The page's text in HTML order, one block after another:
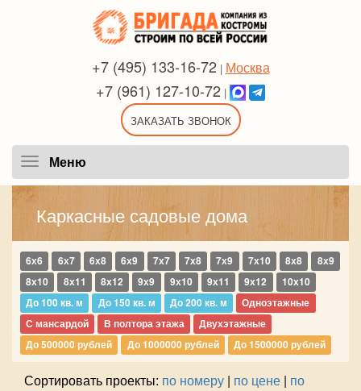
+7 (495) 133-16-72 | Москва
+7 (961) 127-10-72 |
ЗАКАЗАТЬ ЗВОНОК
Меню
Каркасные садовые дома
6х6 6х7 6х8 6х9 7х7 7х8 7х9 7х10 8х8
8х9
8х10
8х11 8х12 9х9 9х10 9х11 9х12
10х10
До 100 кв. м
До 150 кв. м До 200 кв. м
Одноэтажные
С мансардой
В полтора этажа
Двухэтажные
До 500000 рублей
До 1000000 рублей До 1500000 рублей
Сортировать проекты: по номеру | по цене | по